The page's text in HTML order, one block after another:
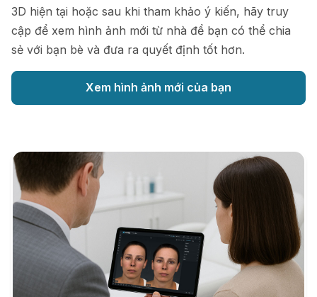
3D hiện tại hoặc sau khi tham khảo ý kiến, hãy truy
cập để xem hình ảnh mới từ nhà để bạn có thể chia
sẻ với bạn bè và đưa ra quyết định tốt hơn.
Xem hình ảnh mới của bạn